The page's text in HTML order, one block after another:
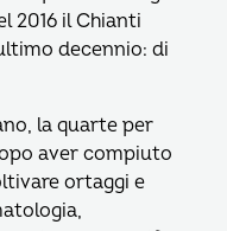
2016 il Chianti
decennio: di
la quarte per
aver compiuto
ortaggi e